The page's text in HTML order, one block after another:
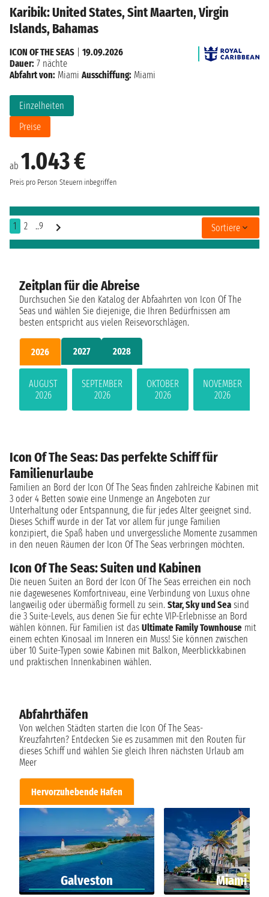
Karibik: United States, Sint Maarten, Virgin
Islands, Bahamas
ab 1.043 €
Preis pro Person Steuern inbegriffen
Einzelheiten
Preise
ICON OF THE SEAS
19.09.2026
Dauer: 7 nächte
Abfahrt von: Miami Ausschiffung: Miami
1 2 ..9 Sortiere
Zeitplan für die Abreise
Durchsuchen Sie den Katalog der Abfaahrten von Icon Of The
Seas und wählen Sie diejenige, die Ihren Bedürfnissen am
besten entspricht aus vielen Reisevorschlägen.
2026 2027 2028
AUGUST
2026
SEPTEMBER
2026
OKTOBER
2026
NOVEMBER
2026
Abfahrthäfen
Von welchen Städten starten die Icon Of The Seas-
Kreuzfahrten? Entdecken Sie es zusammen mit den Routen für
dieses Schiff und wählen Sie gleich Ihren nächsten Urlaub am
Meer
Hervorzuhebende Hafen
Galveston Miami
Icon Of The Seas: Das perfekte Schiff für
Familienurlaube
Familien an Bord der Icon Of The Seas finden zahlreiche Kabinen mit
3 oder 4 Betten sowie eine Unmenge an Angeboten zur
Unterhaltung oder Entspannung, die für jedes Alter geeignet sind.
Dieses Schiff wurde in der Tat vor allem für junge Familien
konzipiert, die Spaß haben und unvergessliche Momente zusammen
in den neuen Räumen der Icon Of The Seas verbringen möchten.
Icon Of The Seas: Suiten und Kabinen
Die neuen Suiten an Bord der Icon Of The Seas erreichen ein noch
nie dagewesenes Komfortniveau, eine Verbindung von Luxus ohne
langweilig oder übermäßig formell zu sein. Star, Sky und Sea sind
die 3 Suite-Levels, aus denen Sie für echte VIP-Erlebnisse an Bord
wählen können. Für Familien ist das Ultimate Family Townhouse mit
einem echten Kinosaal im Inneren ein Muss! Sie können zwischen
über 10 Suite-Typen sowie Kabinen mit Balkon, Meerblickkabinen
und praktischen Innenkabinen wählen.